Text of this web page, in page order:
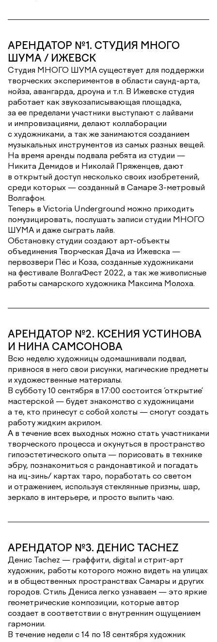
АРЕНДАТОР №1. СТУДИЯ МНОГО
ШУМА / ИЖЕВСК
Студия МНОГО ШУМА существует для поддержки
творческих экспериментов в области саунд-арта,
нойза, авангарда, дроуна и т.п. В Ижевске студия
работает как звукозаписывающая площадка,
за ее пределами участники выступают с лайвами
и импровизациями, делают коллаборации
с художниками, а так же занимаются созданием
музыкальных инструментов из самых разных вещей.
На время аренды подвала ребята из студии —
Никита Демидов и Николай Пряженцев, дают
в открытый доступ несколько своих изобретений,
среди которых — созданный в Самаре 3-метровый
Волгафон.
Теперь в Victoria Underground можно приходить
помузицировать, послушать записи студии МНОГО
ШУМА и даже сыграть лайв.
Обстановку студии создают арт-объекты
объединения Творческая Дача из Ижевска —
первозвери Пёс и Коза, созданные художниками
на фестивале ВолгаФест 2022, а так же живописные
работы самарского художника Максима Молоха.
АРЕНДАТОР №2. КСЕНИЯ УСТИНОВА
И НИНА САМСОНОВА
Всю неделю художницы одомашнивали подвал,
привнося в него свои рисунки, магические предметы
и художественные материалы.
В субботу 10 сентября в 17:00 состоится ‘открытие’
мастерской — будет знакомство с художницами
а те, кто принесут с собой холсты — смогут создать
работу жидким акрилом.
А в течение всех выходных можно стать участниками
творческого процесса и окунуться в пространство
гипоэстетического опыта — порисовать в технике
эбру, познакомиться с рандонавтикой и погадать
на иц-зинь/ картах таро, поработать со светом
и отражением, используя стеклянные призмы, шар,
зеркало в интерьере, и просто выпить чаю.
АРЕНДАТОР №3. ДЕНИС TACHEZ
Денис Tachez — граффити, digital и стрит-арт
художник, работы которого можно видеть на улицах
и в общественных пространствах Самары и других
городов. Стиль Дениса легко узнаваем — это яркие
геометрические композиции, которые автор
создает в соответствии с внутренним ощущением
гармонии.
В течение недели с 14 по 18 сентября художник